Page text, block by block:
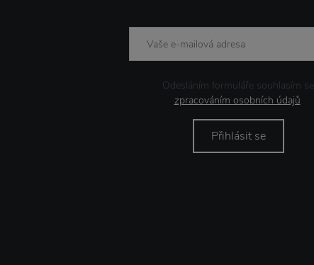
Odesláním formuláře souhlasím se
zpracováním osobních údajů.
Přihlásit se